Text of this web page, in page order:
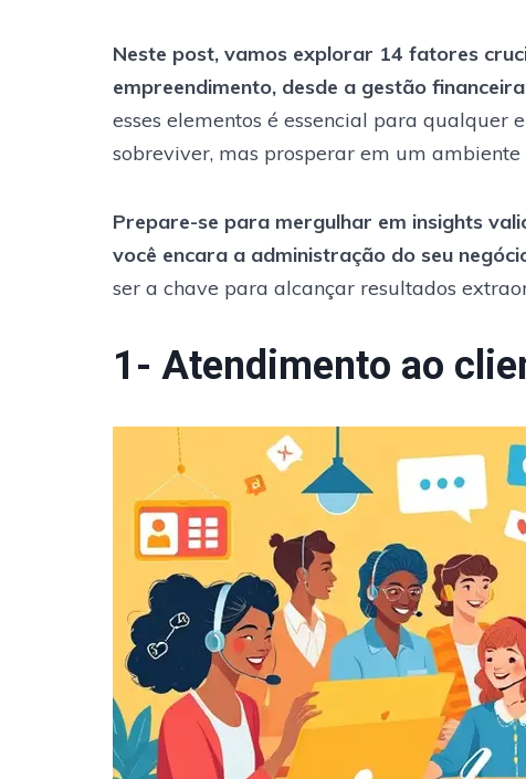
Neste post, vamos explorar 14 fatores
empreendimento, desde a gestão
esses elementos é essencial para qualquer
sobreviver, mas prosperar em um
Prepare-se para mergulhar em insights
você encara a administração do seu
ser a chave para alcançar resultados
1- Atendimento ao